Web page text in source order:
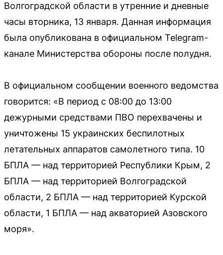
Волгоградской области в утренние и дневные
часы вторника, 13 января. Данная информация
была опубликована в официальном Telegram-
канале Министерства обороны после полудня.
В официальном сообщении военного ведомства
говорится: «В период с 08:00 до 13:00
дежурными средствами ПВО перехвачены и
уничтожены 15 украинских беспилотных
летательных аппаратов самолетного типа. 10
БПЛА — над территорией Республики Крым, 2
БПЛА — над территорией Волгоградской
области, 2 БПЛА — над территорией Курской
области, 1 БПЛА — над акваторией Азовского
моря».